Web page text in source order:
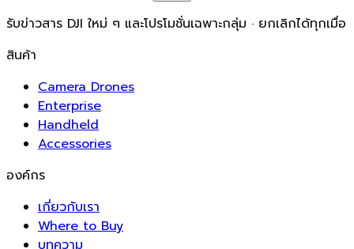
รับข่าวสาร DJI ใหม่ ๆ และโปรโมชั่นเฉพาะกลุ่ม · ยกเลิกได้ทุกเมื่อ
สินค้า
Camera Drones
Enterprise
Handheld
Accessories
องค์กร
เกี่ยวกับเรา
Where to Buy
บทความ